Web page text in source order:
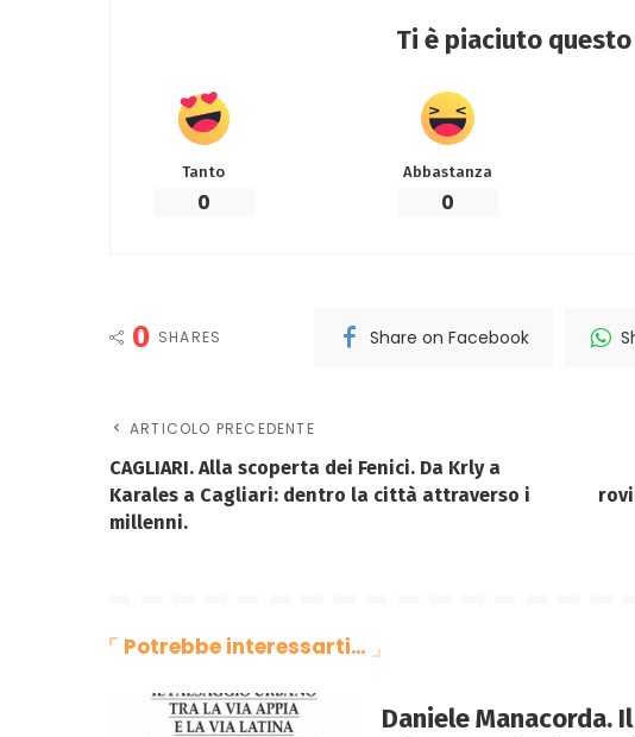
Ti è piaciuto
Tanto
0
Abbastanza
0
0 SHARES Share on Facebook
ARTICOLO PRECEDENTE
CAGLIARI. Alla scoperta dei Fenici. Da Krly a
Karales a Cagliari: dentro la città attraverso i
millenni.
Potrebbe interessarti…
Daniele Manacorda.